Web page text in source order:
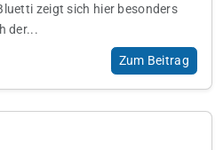
zeigt sich hier besonders
der...
Zum Beitrag